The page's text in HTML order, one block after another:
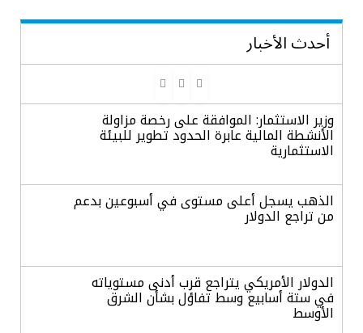
أحدث الأخبار
وزير الاستثمار: الموافقة على رخصة مزاولة
الأنشطة المالية عابرة الحدود تطوير للبيئة
الاستثمارية
الذهب يسجل أعلى مستوى في أسبوعين بدعم
من تراجع الدولار
الدولار الأمريكي يتراجع قرب أدنى مستوياته
في ستة أسابيع وسط تفاؤل بشأن الشرق
الأوسط